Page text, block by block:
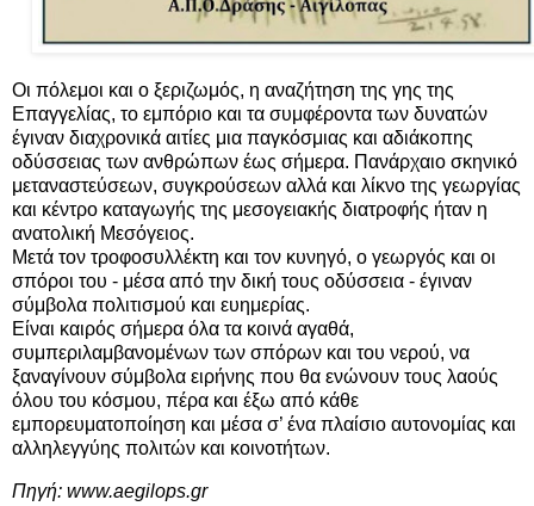
Οι πόλεμοι και ο ξεριζωμός, η αναζήτηση της γης της
Επαγγελίας, το εμπόριο και τα συμφέροντα των δυνατών
έγιναν διαχρονικά αιτίες μια παγκόσμιας και αδιάκοπης
οδύσσειας των ανθρώπων έως σήμερα. Πανάρχαιο σκηνικό
μεταναστεύσεων, συγκρούσεων αλλά και λίκνο της γεωργίας
και κέντρο καταγωγής της μεσογειακής διατροφής ήταν η
ανατολική Μεσόγειος.
Μετά τον τροφοσυλλέκτη και τον κυνηγό, ο γεωργός και οι
σπόροι του - μέσα από την δική τους οδύσσεια - έγιναν
σύμβολα πολιτισμού και ευημερίας.
Είναι καιρός σήμερα όλα τα κοινά αγαθά,
συμπεριλαμβανομένων των σπόρων και του νερού, να
ξαναγίνουν σύμβολα ειρήνης που θα ενώνουν τους λαούς
όλου του κόσμου, πέρα και έξω από κάθε
εμπορευματοποίηση και μέσα σ’ ένα πλαίσιο αυτονομίας και
αλληλεγγύης πολιτών και κοινοτήτων.
Πηγή: www.aegilops.gr